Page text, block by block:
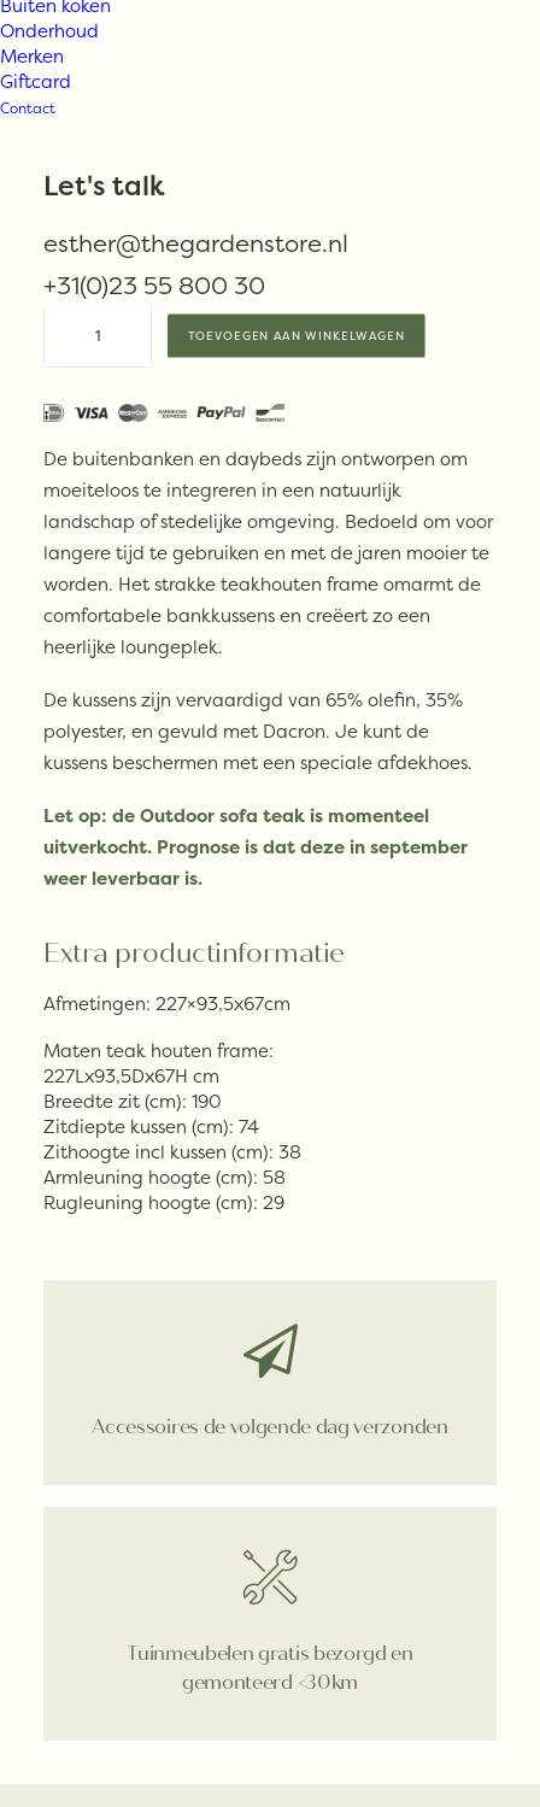
Buiten koken
Onderhoud
Merken
Giftcard
Contact
Let's talk
esther@thegardenstore.nl
+31(0)23 55 800 30
Outdoor sofa
teak, botanical
€3.295,00
Beschikbaar via nabestelling
Outdoor
teak,
botanical
aantal
TOEVOEGEN AAN WINKELWAGEN
De buitenbanken en daybeds zijn ontworpen om
moeiteloos te integreren in een natuurlijk
landschap of stedelijke omgeving. Bedoeld om voor
langere tijd te gebruiken en met de jaren mooier te
worden. Het strakke teakhouten frame omarmt de
comfortabele bankkussens en creëert zo een
heerlijke loungeplek.
De kussens zijn vervaardigd van 65% olefin, 35%
polyester, en gevuld met Dacron. Je kunt de
kussens beschermen met een speciale afdekhoes.
Let op: de Outdoor sofa teak is momenteel
uitverkocht. Prognose is dat deze in september
weer leverbaar is.
Extra productinformatie
Afmetingen: 227×93,5x67cm
Maten teak houten frame:
227Lx93,5Dx67H cm
Breedte zit (cm): 190
Zitdiepte kussen (cm): 74
Zithoogte incl kussen (cm): 38
Armleuning hoogte (cm): 58
Rugleuning hoogte (cm): 29
Accessoires de volgende dag verzonden
Tuinmeubelen gratis bezorgd en
gemonteerd <30km